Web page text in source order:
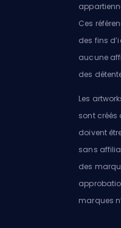
Ces
des fins
aucune
des
Les
sont créés
doivent
sans
des
marques